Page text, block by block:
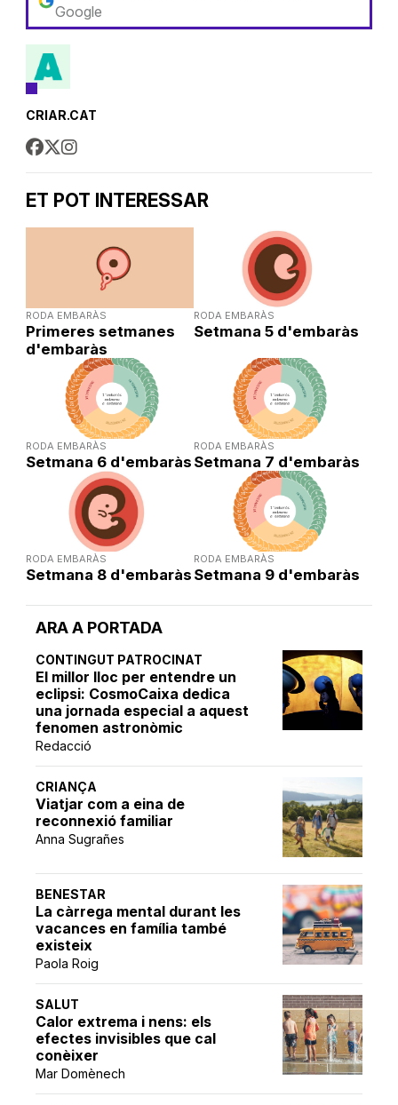
ARA A PORTADA
CONTINGUT PATROCINAT
El millor lloc per entendre un
eclipsi: CosmoCaixa dedica
una jornada especial a aquest
fenomen astronòmic
Redacció
CRIANÇA
Viatjar com a eina de
reconnexió familiar
Anna Sugrañes
BENESTAR
La càrrega mental durant les
vacances en família també
existeix
Paola Roig
SALUT
Calor extrema i nens: els
efectes invisibles que cal
conèixer
Mar Domènech
Google
CRIAR.CAT
ET POT INTERESSAR
RODA EMBARÀS
Primeres setmanes
d'embaràs
RODA EMBARÀS
Setmana 5 d'embaràs
RODA EMBARÀS
Setmana 6 d'embaràs
RODA EMBARÀS
Setmana 7 d'embaràs
RODA EMBARÀS
Setmana 8 d'embaràs
RODA EMBARÀS
Setmana 9 d'embaràs